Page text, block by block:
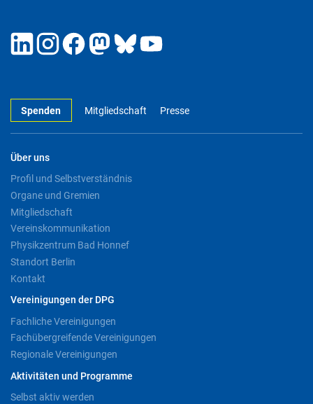
Spenden Mitgliedschaft Presse
Über uns
Profil und Selbstverständnis
Organe und Gremien
Mitgliedschaft
Vereinskommunikation
Physikzentrum Bad Honnef
Standort Berlin
Kontakt
Vereinigungen der DPG
Fachliche Vereinigungen
Fachübergreifende Vereinigungen
Regionale Vereinigungen
Aktivitäten und Programme
Selbst aktiv werden